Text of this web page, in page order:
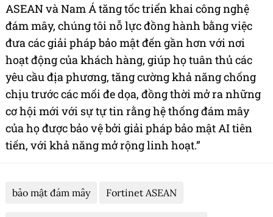
ASEAN và Nam Á tăng tốc triển khai công nghệ
đám mây, chúng tôi nỗ lực đồng hành bằng việc
đưa các giải pháp bảo mật đến gần hơn với nơi
hoạt động của khách hàng, giúp họ tuân thủ các
yêu cầu địa phương, tăng cường khả năng chống
chịu trước các mối đe dọa, đồng thời mở ra những
cơ hội mới với sự tự tin rằng hệ thống đám mây
của họ được bảo vệ bởi giải pháp bảo mật AI tiên
tiến, với khả năng mở rộng linh hoạt.”
bảo mật đám mây Fortinet ASEAN